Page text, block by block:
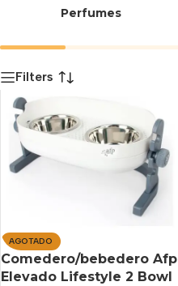
Perfumes
Filters
AGOTADO
Comedero/bebedero Afp
Elevado Lifestyle 2 Bowl